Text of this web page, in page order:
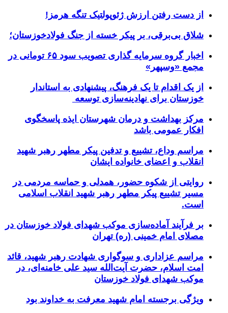
از دست رفتن ارزش ژئوپولتیک تنگه هرمز!
شلاق‌ بی‌برقی، بر پیکر خسته‌ از جنگ فولادخوزستان؛
اخبار گروه سرمایه گذاری تصویب سود ۶۵ تومانی در
مجمع «وسپهر»
از یک اقدام تا یک فرهنگ، پیشنهادی به استاندار
خوزستان برای نهادینه‌سازی توسعه
مرکز بهداشت و درمان شهرستان ایذه پاسخگوی
افکار عمومی باشد
مراسم وداع، تشییع و تدفین پیکر مطهر رهبر شهید
انقلاب و اعضای خانواده ایشان
روایتی از شکوه حضور، همدلی و حماسه مردمی در
مسیر تشییع پیکر مطهر رهبر شهید انقلاب اسلامی
است.
بر فرآیند آماده‌سازی موکب شهدای فولاد خوزستان در
مصلای امام خمینی (ره) تهران
مراسم عزاداری و سوگواری شهادت رهبر شهید، قائد
امت اسلام، حضرت آیت‌الله سید علی خامنه‌ای، در
موکب شهدای فولاد خوزستان
ویژگی برجسته امام شهید معرفت به خداوند بود